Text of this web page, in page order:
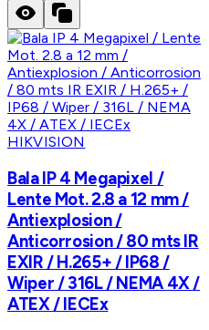
HIKVISION
Bala IP 4 Megapixel /
Lente Mot. 2.8 a 12 mm /
Antiexplosion /
Anticorrosion / 80 mts IR
EXIR / H.265+ / IP68 /
Wiper / 316L / NEMA 4X /
ATEX / IECEx